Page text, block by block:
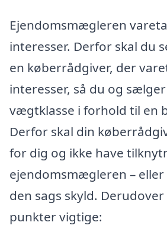
Ejendomsmægleren
interesser. Derfor skal du
en køberrådgiver, der
interesser, så du og
vægtklasse i forhold til en
Derfor skal din
for dig og ikke have
ejendomsmægleren –
den sags skyld.
punkter vigtige: